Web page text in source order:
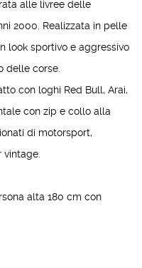
alle livree delle
2000. Realizzata in pelle
look sportivo e aggressivo
delle corse.
con loghi Red Bull, Arai,
con zip e collo alla
di motorsport,
vintage.
alta 180 cm con